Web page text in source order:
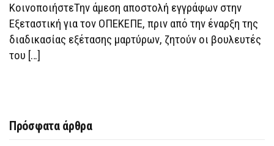
ΚοινοποιήστεΤην άμεση αποστολή εγγράφων στην
Εξεταστική για τον ΟΠΕΚΕΠΕ, πριν από την έναρξη της
διαδικασίας εξέτασης μαρτύρων, ζητούν οι βουλευτές
του […]
Πρόσφατα άρθρα